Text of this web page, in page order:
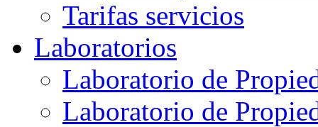
Tarifas servicios
Laboratorios
Laboratorio de
Laboratorio de